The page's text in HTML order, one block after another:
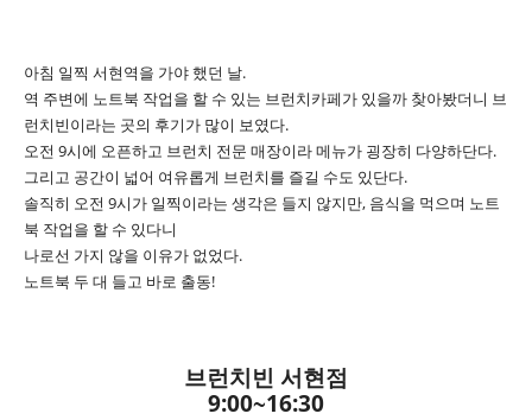
아침 일찍 서현역을 가야 했던 날.
역 주변에 노트북 작업을 할 수 있는 브런치카페가 있을까 찾아봤더니 브
런치빈이라는 곳의 후기가 많이 보였다.
오전 9시에 오픈하고 브런치 전문 매장이라 메뉴가 굉장히 다양하단다.
그리고 공간이 넓어 여유롭게 브런치를 즐길 수도 있단다.
솔직히 오전 9시가 일찍이라는 생각은 들지 않지만, 음식을 먹으며 노트
북 작업을 할 수 있다니
나로선 가지 않을 이유가 없었다.
노트북 두 대 들고 바로 출동!
브런치빈 서현점
9:00~16:30